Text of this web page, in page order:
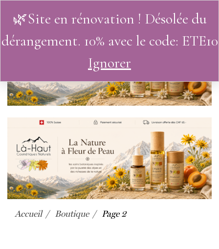
0
Accueil Boutique Page 2
🌿Site en rénovation ! Désolée du
dérangement. 10% avec le code: ETE10
Ignorer